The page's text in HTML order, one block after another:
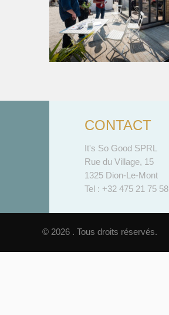
CONTACT
It's So Good SPRL
Rue du Village, 15
1325 Dion-Le-Mont
Tel : +32 475 21 75 58
© 2026 . Tous droits réservés.